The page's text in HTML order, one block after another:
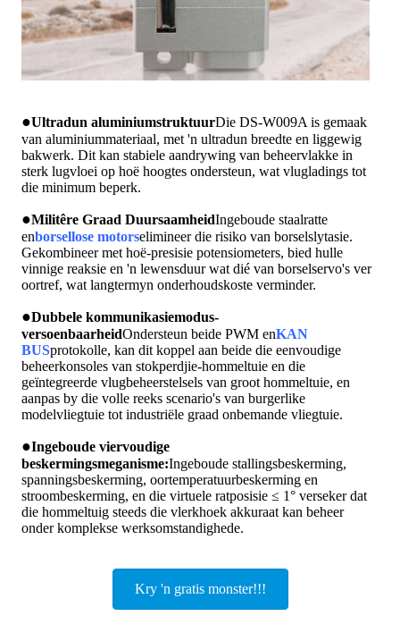
●Ultradun aluminiumstruktuurDie DS-W009A is gemaak
van aluminiummateriaal, met 'n ultradun breedte en liggewig
bakwerk. Dit kan stabiele aandrywing van beheervlakke in
sterk lugvloei op hoë hoogtes ondersteun, wat vlugladings tot
die minimum beperk.
●Militêre Graad DuursaamheidIngeboude staalratte
enborsellose motorselimineer die risiko van borselslytasie.
Gekombineer met hoë-presisie potensiometers, bied hulle
vinnige reaksie en 'n lewensduur wat dié van borselservo's ver
oortref, wat langtermyn onderhoudskoste verminder.
●Dubbele kommunikasiemodus-
versoenbaarheidOndersteun beide PWM enKAN
BUSprotokolle, kan dit koppel aan beide die eenvoudige
beheerkonsoles van stokperdjie-hommeltuie en die
geïntegreerde vlugbeheerstelsels van groot hommeltuie, en
aanpas by die volle reeks scenario's van burgerlike
modelvliegtuie tot industriële graad onbemande vliegtuie.
●Ingeboude viervoudige
beskermingsmeganisme:Ingeboude stallingsbeskerming,
spanningsbeskerming, oortemperatuurbeskerming en
stroombeskerming, en die virtuele ratposisie ≤ 1° verseker dat
die hommeltuig steeds die vlerkhoek akkuraat kan beheer
onder komplekse werksomstandighede.
Kry 'n gratis monster!!!